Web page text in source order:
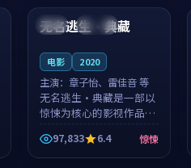
整部科幻电影...
法国 连载中
无名逃生·典藏
电影 2020
主演： 章子怡、雷佳音 等
无名逃生·典藏是一部以
惊悚为核心的影视作品，
围绕危机、反转与人物成
长展开，整体节奏紧凑，
值得推荐观看。
97,833 6.4 惊悚